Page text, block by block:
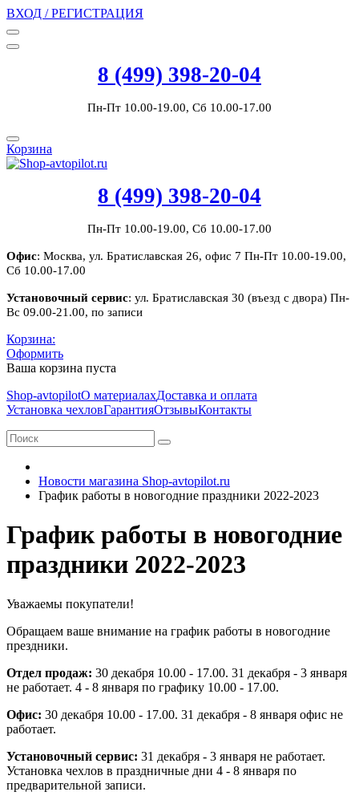
ВХОД / РЕГИСТРАЦИЯ
8 (499) 398-20-04
Пн-Пт 10.00-19.00, Сб 10.00-17.00
Корзина
8 (499) 398-20-04
Пн-Пт 10.00-19.00, Сб 10.00-17.00
Офис: Москва, ул. Братиславская 26, офис 7 Пн-Пт 10.00-19.00,
Сб 10.00-17.00
Установочный сервис: ул. Братиславская 30 (въезд с двора) Пн-
Вс 09.00-21.00, по записи
Корзина:
Оформить
Ваша корзина пуста
Shop-avtopilotО материалахДоставка и оплата
Установка чехловГарантияОтзывыКонтакты
Новости магазина Shop-avtopilot.ru
График работы в новогодние праздники 2022-2023
График работы в новогодние
праздники 2022-2023
Уважаемы покупатели!
Обращаем ваше внимание на график работы в новогодние
прездники.
Отдел продаж: 30 декабря 10.00 - 17.00. 31 декабря - 3 января
не работает. 4 - 8 января по графику 10.00 - 17.00.
Офис: 30 декабря 10.00 - 17.00. 31 декабря - 8 января офис не
работает.
Установочный сервис: 31 декабря - 3 января не работает.
Установка чехлов в праздничные дни 4 - 8 января по
предварительной записи.